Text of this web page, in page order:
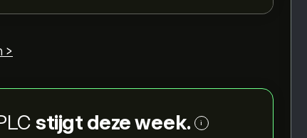
>
stijgt deze week. i